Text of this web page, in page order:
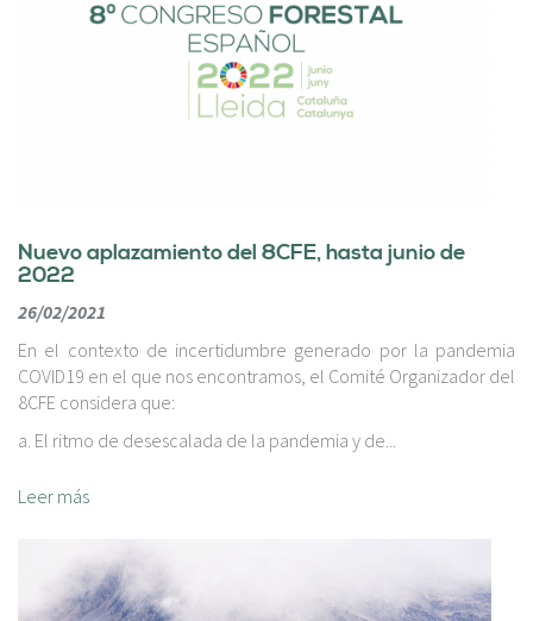
Nuevo aplazamiento del 8CFE, hasta junio de
2022
26/02/2021
En el contexto de incertidumbre generado por la pandemia
COVID19 en el que nos encontramos, el Comité Organizador del
8CFE considera que:
a. El ritmo de desescalada de la pandemia y de...
Leer más